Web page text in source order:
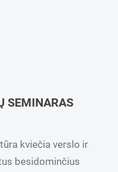
SEMINARAS
kviečia verslo ir
besidominčius